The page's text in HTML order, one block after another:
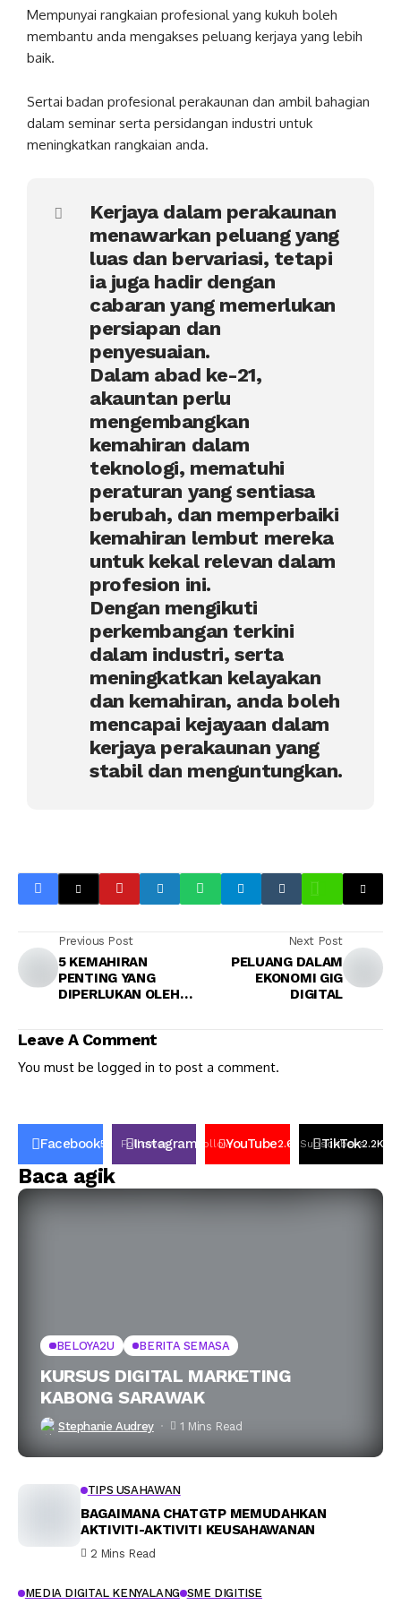
Mempunyai rangkaian profesional yang kukuh boleh
membantu anda mengakses peluang kerjaya yang lebih
baik.
Sertai badan profesional perakaunan dan ambil bahagian
dalam seminar serta persidangan industri untuk
meningkatkan rangkaian anda.
Kerjaya dalam perakaunan
menawarkan peluang yang
luas dan bervariasi, tetapi
ia juga hadir dengan
cabaran yang memerlukan
persiapan dan
penyesuaian.
Dalam abad ke-21,
akauntan perlu
mengembangkan
kemahiran dalam
teknologi, mematuhi
peraturan yang sentiasa
berubah, dan memperbaiki
kemahiran lembut mereka
untuk kekal relevan dalam
profesion ini.
Dengan mengikuti
perkembangan terkini
dalam industri, serta
meningkatkan kelayakan
dan kemahiran, anda boleh
mencapai kejayaan dalam
kerjaya perakaunan yang
stabil dan menguntungkan.
Previous Post
5 KEMAHIRAN
PENTING YANG
DIPERLUKAN OLEH
Next Post
PELUANG DALAM
EKONOMI GIG
DIGITAL
Leave A Comment
You must be logged in to post a comment.
Facebook50K Follower
Instagram FollowYouTube2.6k Subscribers
TikTok2.2K
Baca agik
BELOYA2U BERITA SEMASA
KURSUS DIGITAL MARKETING
KABONG SARAWAK
Stephanie Audrey 1 Mins Read
TIPS USAHAWAN
BAGAIMANA CHATGTP MEMUDAHKAN
AKTIVITI-AKTIVITI KEUSAHAWANAN
2 Mins Read
MEDIA DIGITAL KENYALANG SME DIGITISE